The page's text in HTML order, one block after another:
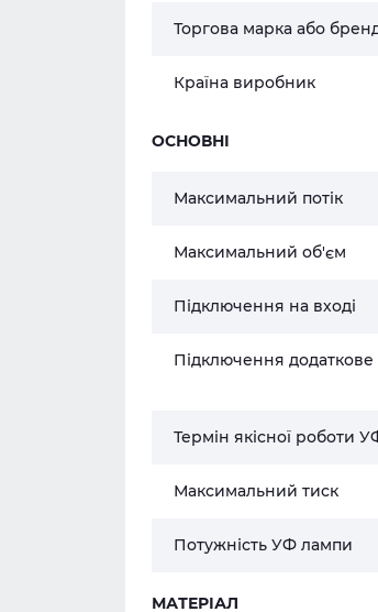
Торгова марка або
Країна виробник
ОСНОВНІ
Максимальний потік
Максимальний об'єм
Підключення на вході
Підключення додаткове
Термін якісної роботи
Максимальний тиск
Потужність УФ лампи
МАТЕРІАЛ